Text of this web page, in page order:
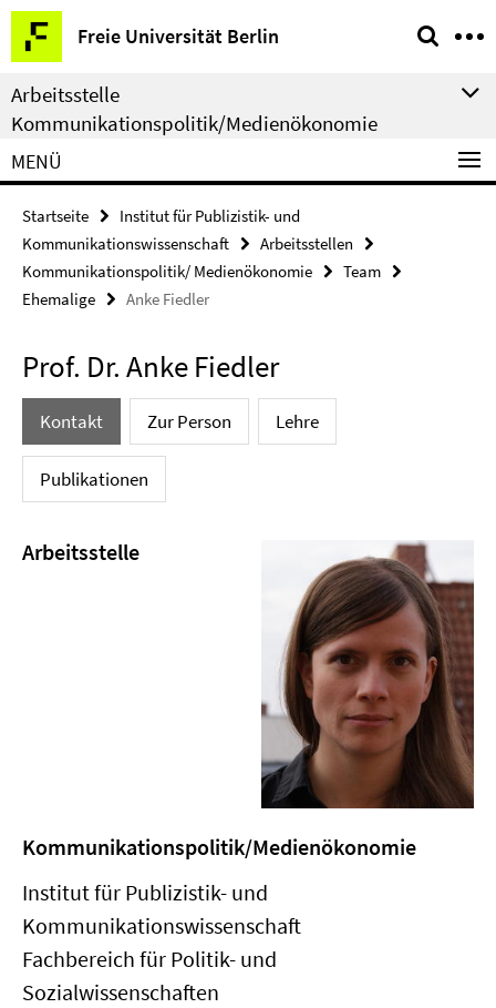
Springe
direkt
zu
Inhalt
Freie Universität Berlin
Service-
Navigation
Arbeitsstelle
Kommunikationspolitik/Medienökonomie
MENÜ
Startseite
Institut für Publizistik- und
Kommunikationswissenschaft
Arbeitsstellen
Kommunikationspolitik/ Medienökonomie
Team
Ehemalige
Anke Fiedler
Prof. Dr. Anke Fiedler
Kontakt Zur Person Lehre
Publikationen
Arbeitsstelle
Kommunikationspolitik/Medienökonomie
Institut für Publizistik- und
Kommunikationswissenschaft
Fachbereich für Politik- und
Sozialwissenschaften